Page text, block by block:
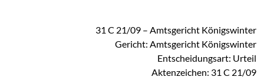
31 C 21/09 – Amtsgericht Königswinter
Gericht: Amtsgericht Königswinter
Entscheidungsart: Urteil
Aktenzeichen: 31 C 21/09